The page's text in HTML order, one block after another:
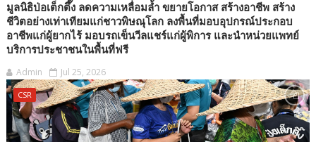
มูลนิธิป่อเต็กตึ๊ง ลดความเหลื่อมล้ำ ขยายโอกาส สร้างอาชีพ สร้าง
ชีวิตอย่างเท่าเทียมแก่ชาวพิษณุโลก ลงพื้นที่มอบอุปกรณ์ประกอบ
อาชีพแก่ผู้ยากไร้ มอบรถเข็นวีลแชร์แก่ผู้พิการ และนำหน่วยแพทย์
บริการประชาชนในพื้นที่ฟรี
Admin Jul 25, 2026
CSR